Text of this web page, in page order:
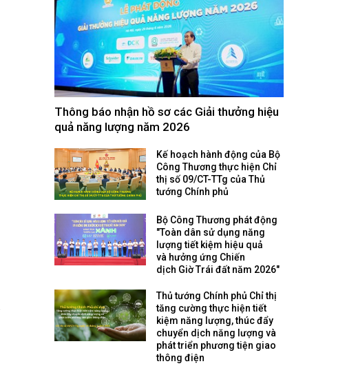
Thông báo nhận hồ sơ các Giải thưởng hiệu
quả năng lượng năm 2026
Kế hoạch hành động của Bộ
Công Thương thực hiện Chỉ
thị số 09/CT-TTg của Thủ
tướng Chính phủ
Bộ Công Thương phát động
"Toàn dân sử dụng năng
lượng tiết kiệm hiệu quả
và hưởng ứng Chiến
dịch Giờ Trái đất năm 2026"
Thủ tướng Chính phủ Chỉ thị
tăng cường thực hiện tiết
kiệm năng lượng, thúc đẩy
chuyển dịch năng lượng và
phát triển phương tiện giao
thông điện